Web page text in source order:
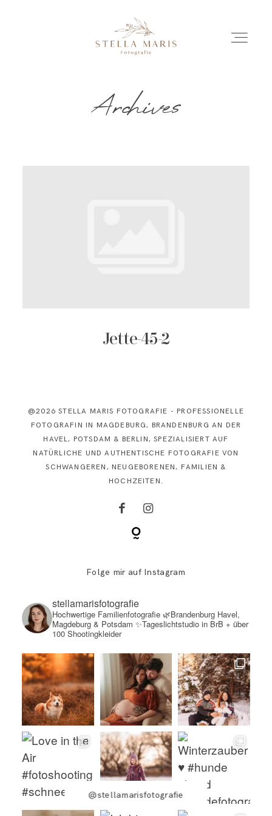
EINBLICKE
Archives
Jette-45-2
@2026 STELLA MARIS FOTOGRAFIE - PROFESSIONELLE
FOTOGRAFIN IN MAGDEBURG, BRANDENBURG AN DER
HAVEL, POTSDAM & BERLIN, SPEZIALISIERT AUF
NATÜRLICHE UND AUTHENTISCHE FOTOGRAFIE VON
SCHWANGEREN, NEUGEBORENEN, FAMILIEN &
HOCHZEITEN.
Folge mir auf Instagram
@stellamarisfotografie
stellamarisfotografie
Hochwertige Familienfotografie🌿Brandenburg Havel,
Magdeburg & Potsdam ✨Tageslichtstudio in BrB + über
100 Shootingkleider